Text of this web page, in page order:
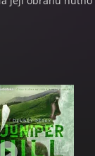
že ten drsný a
aby se mu
ti dva
místnímu
a